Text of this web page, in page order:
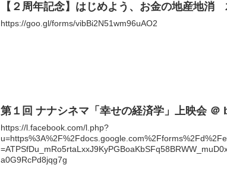
【２周年記念】はじめよう、お金の地産地消
https://goo.gl/forms/vibBi2N51wm96uAO2
第１回 ナナシネマ「幸せの経済学」上映会 ＠
https://l.facebook.com/l.php?
a0G9RcPd8jqg7g